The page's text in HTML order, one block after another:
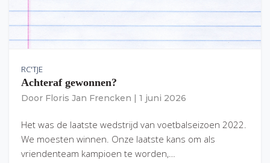
RC'TJE
Achteraf gewonnen?
Door Floris Jan Frencken 1 juni 2026
Het was de laatste wedstrijd van voetbalseizoen 2022.
We moesten winnen. Onze laatste kans om als
vriendenteam kampioen te worden,…